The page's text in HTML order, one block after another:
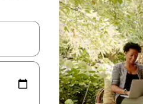
vers le haut et vers le bas